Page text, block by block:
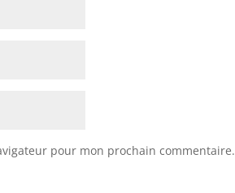
pour mon prochain commentaire.